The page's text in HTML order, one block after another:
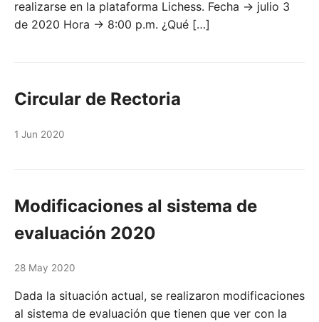
realizarse en la plataforma Lichess. Fecha → julio 3
de 2020 Hora → 8:00 p.m. ¿Qué […]
Circular de Rectoria
1 Jun 2020
Modificaciones al sistema de
evaluación 2020
28 May 2020
Dada la situación actual, se realizaron modificaciones
al sistema de evaluación que tienen que ver con la